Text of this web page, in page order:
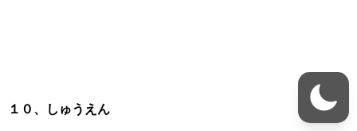
１０、しゅうえん